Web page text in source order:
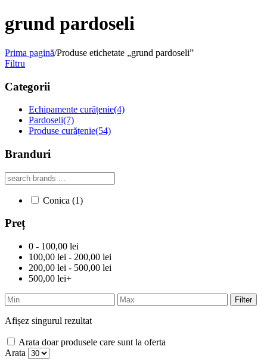
grund pardoseli
Prima pagină/Produse etichetate „grund pardoseli”
Filtru
Categorii
Echipamente curățenie(4)
Pardoseli(7)
Produse curățenie(54)
Branduri
Conica (1)
Preț
0 - 100,00 lei
100,00 lei - 200,00 lei
200,00 lei - 500,00 lei
500,00 lei+
Filter
Afișez singurul rezultat
Arata doar produsele care sunt la oferta
Arata